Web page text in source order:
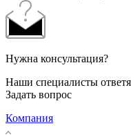
Нужна консультация?
Наши специалисты
Задать вопрос
Компания